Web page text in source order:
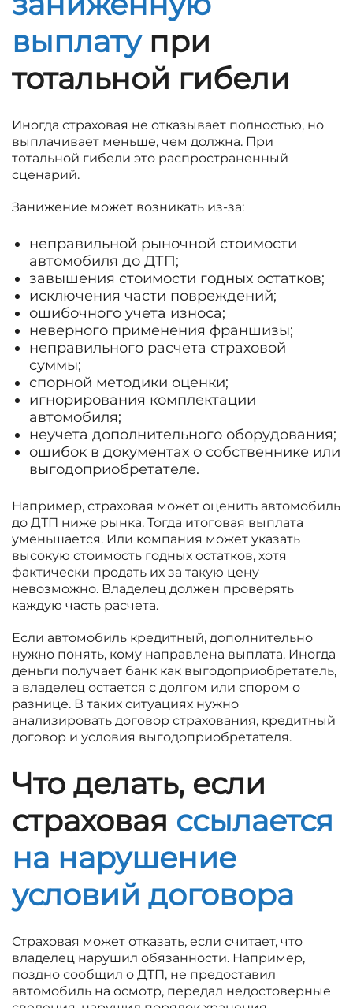
выплатупри
тотальной гибели
Иногда страховая не отказывает полностью, но
выплачивает меньше, чем должна. При
тотальной гибели это распространенный
сценарий.
Занижение может возникать из-за:
неправильной рыночной стоимости
автомобиля до ДТП;
завышения стоимости годных остатков;
исключения части повреждений;
ошибочного учета износа;
неверного применения франшизы;
неправильного расчета страховой
суммы;
спорной методики оценки;
игнорирования комплектации
автомобиля;
неучета дополнительного оборудования;
ошибок в документах о собственнике или
выгодоприобретателе.
Например, страховая может оценить автомобиль
до ДТП ниже рынка. Тогда итоговая выплата
уменьшается. Или компания может указать
высокую стоимость годных остатков, хотя
фактически продать их за такую цену
невозможно. Владелец должен проверять
каждую часть расчета.
Если автомобиль кредитный, дополнительно
нужно понять, кому направлена выплата. Иногда
деньги получает банк как выгодоприобретатель,
а владелец остается с долгом или спором о
разнице. В таких ситуациях нужно
анализировать договор страхования, кредитный
договор и условия выгодоприобретателя.
Что делать, если
страховая ссылается
на нарушение
условий договора
Страховая может отказать, если считает, что
владелец нарушил обязанности. Например,
поздно сообщил о ДТП, не предоставил
автомобиль на осмотр, передал недостоверные